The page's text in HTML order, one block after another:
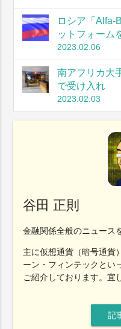
ロシア「Alfa-
ットフォーム
2023.02.06
南アフリカ大
で受け入れ
2023.02.03
谷田 正則
金融関係全般のニュース
主に仮想通貨（暗号通貨
ーン・フィンテックとい
ご紹介しております。宜
記